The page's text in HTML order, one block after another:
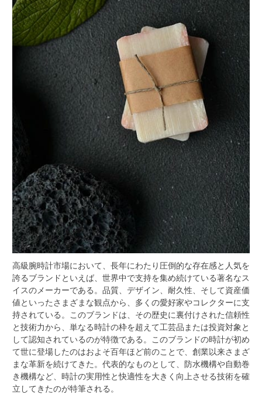
高級腕時計市場において、長年にわたり圧倒的な存在感と人気を
誇るブランドといえば、世界中で支持を集め続けている著名なス
イスのメーカーである。 品質、デザイン、耐久性、そして資産価
値といったさまざまな観点から、多くの愛好家やコレクターに支
持されている。このブランドは、その歴史に裏付けされた信頼性
と技術力から、単なる時計の枠を超えて工芸品または投資対象と
して認知されているのが特徴である。このブランドの時計が初め
て世に登場したのはおよそ百年ほど前のことで、創業以来さまざ
まな革新を続けてきた。代表的なものとして、防水機構や自動巻
き機構など、時計の実用性と快適性を大きく向上させる技術を確
立してきたのが特筆される。